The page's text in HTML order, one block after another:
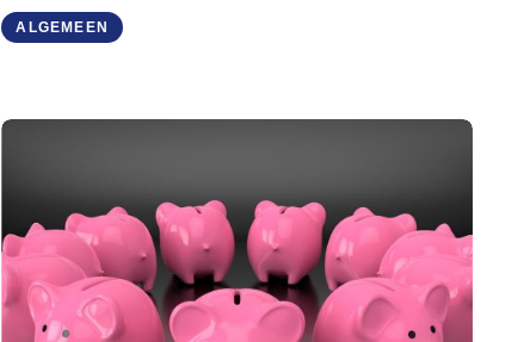
ALGEMEEN